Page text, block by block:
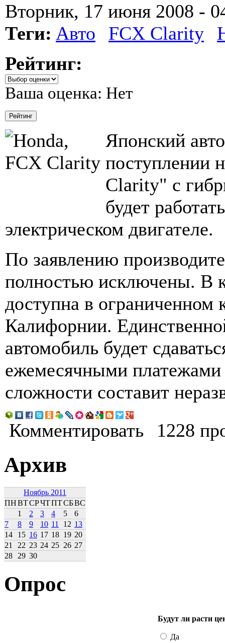
Вторник, 17 июня 2008 -
Теги: Авто FCX Clarity
Рейтинг:
Ваша оценка: Нет
Японский
поступлении
Clarity" с
будет
электрическом двигателе.
По заявлению
полностью исключены. В
доступна в ограниченном
Калифорнии.
автомобиль будет
ежемесячными платежами
сложности составит
Комментировать
1228
Архив
Ноябрь 2011
ПНВТСРЧТПТСБВС
1
2 3 4 5
6
7
8 9 10 11 12 13
14
15 16 17 18 19 20
21
22 23 24 25 26 27
28
29 30
Опрос
Будут ли расти
Да